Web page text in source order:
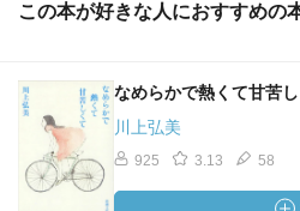
この本が好きな人におすすめの
なめらかで熱くて甘苦
川上弘美
925 3.13 58